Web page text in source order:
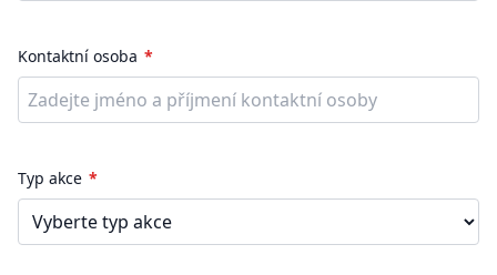
Kontaktní osoba
Typ akce